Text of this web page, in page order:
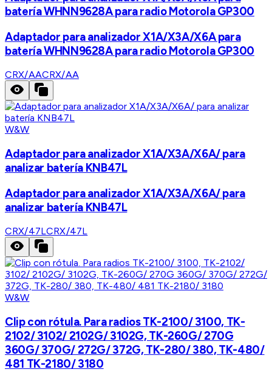
batería WHNN9628A para radio Motorola GP300
Adaptador para analizador X1A/X3A/X6A para
batería WHNN9628A para radio Motorola GP300
CRX/AACRX/AA
W&W
Adaptador para analizador X1A/X3A/X6A/ para
analizar batería KNB47L
Adaptador para analizador X1A/X3A/X6A/ para
analizar batería KNB47L
CRX/47LCRX/47L
W&W
Clip con rótula. Para radios TK-2100/ 3100, TK-
2102/ 3102/ 2102G/ 3102G, TK-260G/ 270G
360G/ 370G/ 272G/ 372G, TK-280/ 380, TK-480/
481 TK-2180/ 3180